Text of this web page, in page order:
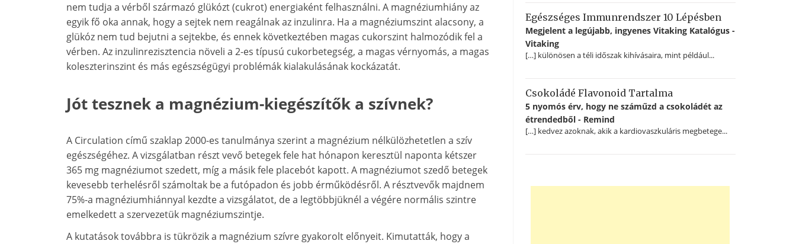
nem tudja a vérből származó glükózt (cukrot) energiaként felhasználni. A magnéziumhiány az
egyik fő oka annak, hogy a sejtek nem reagálnak az inzulinra. Ha a magnéziumszint alacsony, a
glükóz nem tud bejutni a sejtekbe, és ennek következtében magas cukorszint halmozódik fel a
vérben. Az inzulinrezisztencia növeli a 2-es típusú cukorbetegség, a magas vérnyomás, a magas
koleszterinszint és más egészségügyi problémák kialakulásának kockázatát.
Jót tesznek a magnézium-kiegészítők a szívnek?
A Circulation című szaklap 2000-es tanulmánya szerint a magnézium nélkülözhetetlen a szív
egészségéhez. A vizsgálatban részt vevő betegek fele hat hónapon keresztül naponta kétszer
365 mg magnéziumot szedett, míg a másik fele placebót kapott. A magnéziumot szedő betegek
kevesebb terhelésről számoltak be a futópadon és jobb érműködésről. A résztvevők majdnem
75%-a magnéziumhiánnyal kezdte a vizsgálatot, de a legtöbbjüknél a végére normális szintre
emelkedett a szervezetük magnéziumszintje.
A kutatások továbbra is tükrözik a magnézium szívre gyakorolt előnyeit. Kimutatták, hogy a
Egészséges Immunrendszer 10 Lépésben
Megjelent a legújabb, ingyenes Vitaking Katalógus -
Vitaking
[…] különösen a téli időszak kihívásaira, mint például...
Csokoládé Flavonoid Tartalma
5 nyomós érv, hogy ne száműzd a csokoládét az
étrendedből - Remind
[…] kedvez azoknak, akik a kardiovaszkuláris megbetege...